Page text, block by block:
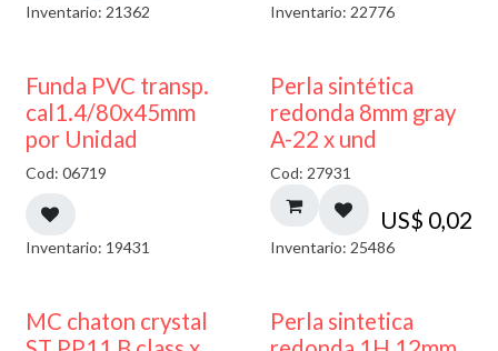
Inventario: 21362 Inventario: 22776
Funda PVC transp.
cal1.4/80x45mm
por Unidad
Cod: 06719
Inventario: 19431
Perla sintética
redonda 8mm gray
A-22 x und
Cod: 27931
US$ 0,02
Inventario: 25486
MC chaton crystal
Perla sintetica